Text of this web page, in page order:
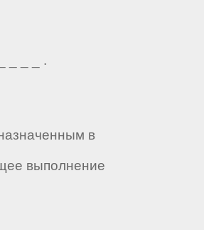
_ _ _ .
в
выполнение